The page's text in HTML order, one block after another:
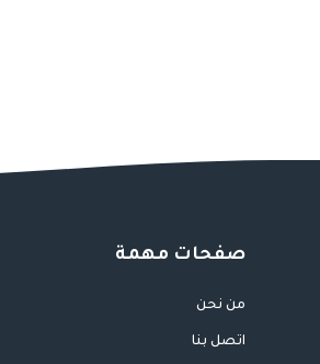
صفحات مهمة
من نحن
اتصل بنا